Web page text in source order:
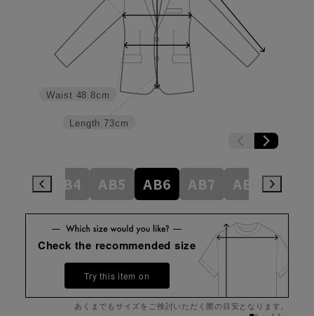
Length 73cm
Waist 48.8cm
AB4 AB5 AB6 AB7 AB8
Check the recommended size
Try this item on
あくまでもサイズをご検討いただく際の目安となります。